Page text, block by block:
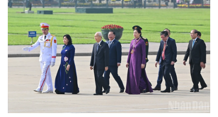
ENGLISH
中文
FRANÇAIS
ESPAÑOL